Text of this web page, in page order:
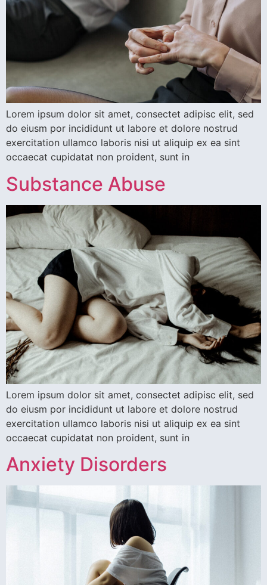
Lorem ipsum dolor sit amet, consectet adipisc elit, sed
do eiusm por incididunt ut labore et dolore nostrud
exercitation ullamco laboris nisi ut aliquip ex ea sint
occaecat cupidatat non proident, sunt in
Substance Abuse
Lorem ipsum dolor sit amet, consectet adipisc elit, sed
do eiusm por incididunt ut labore et dolore nostrud
exercitation ullamco laboris nisi ut aliquip ex ea sint
occaecat cupidatat non proident, sunt in
Anxiety Disorders